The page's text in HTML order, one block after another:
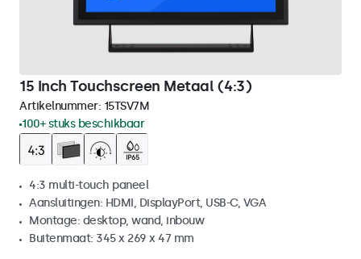
15 Inch Touchscreen Metaal (4:3)
Artikelnummer: 15TSV7M
100+ stuks beschikbaar
4:3 multi-touch paneel
Aansluitingen: HDMI, DisplayPort, USB-C, VGA
Montage: desktop, wand, inbouw
Buitenmaat: 345 x 269 x 47 mm